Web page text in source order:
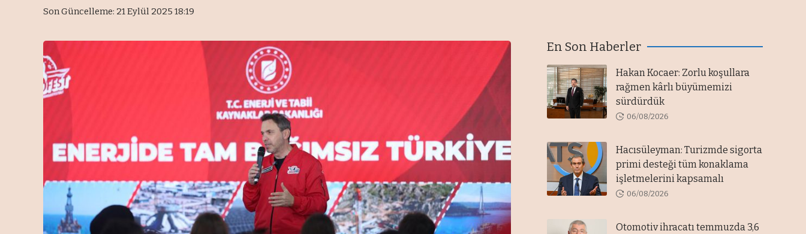
Son Güncelleme: 21 Eylül 2025 18:19
En Son Haberler
Hakan Kocaer: Zorlu koşullara
rağmen kârlı büyümemizi
sürdürdük
06/08/2026
Hacısüleyman: Turizmde sigorta
primi desteği tüm konaklama
işletmelerini kapsamalı
06/08/2026
Otomotiv ihracatı temmuzda 3,6